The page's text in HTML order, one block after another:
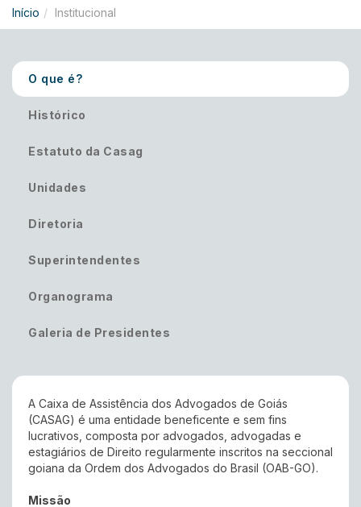
Início Institucional
O que é?
Histórico
Estatuto da Casag
Unidades
Diretoria
Superintendentes
Organograma
Galeria de Presidentes
A Caixa de Assistência dos Advogados de Goiás
(CASAG) é uma entidade beneficente e sem fins
lucrativos, composta por advogados, advogadas e
estagiários de Direito regularmente inscritos na seccional
goiana da Ordem dos Advogados do Brasil (OAB-GO).
Missão